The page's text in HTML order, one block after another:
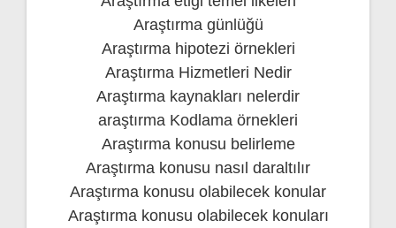
Araştırma günlüğü
Araştırma hipotezi örnekleri
Araştırma Hizmetleri Nedir
Araştırma kaynakları nelerdir
araştırma Kodlama örnekleri
Araştırma konusu belirleme
Araştırma konusu nasıl daraltılır
Araştırma konusu olabilecek konular
Araştırma konusu olabilecek konuları